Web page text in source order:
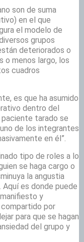
son de suma
en el que
el modelo de
grupos
deteriorados o
o menos largo, los
cuadros
es que ha asumido
dentro del
paciente tarado se
de los integrantes
en él”.
tipo de roles a lo
se haga cargo o
la angustia
es donde puede
y
por
para que se hagan
del grupo y